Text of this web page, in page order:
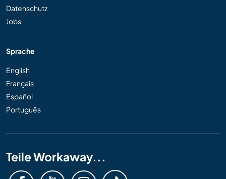
Datenschutz
Jobs
Sprache
English
Français
Español
Português
Teile Workaway...